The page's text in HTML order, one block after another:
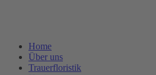
Home
Über uns
Trauerfloristik